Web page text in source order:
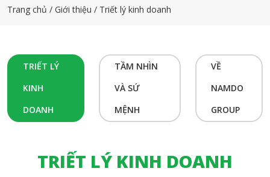
Trang chủ Giới thiệu Triết lý kinh doanh
TRIẾT LÝ
KINH
DOANH
TẦM NHÌN
VÀ SỨ
MỆNH
VỀ
NAMDO
GROUP
TRIẾT LÝ KINH DOANH